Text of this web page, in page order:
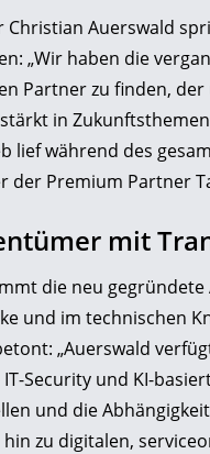
Christian Auerswald
„Wir haben die
Partner zu finden,
in
lief während des
der Premium Partner
mit
die neu
und im technischen
„Auerswald
Security und KI-
und die
zu digitalen,